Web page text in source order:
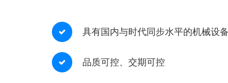
具有国内与时代同步水平的机械设
品质可控、交期可控